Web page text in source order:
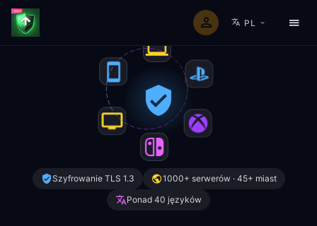
PL
Szyfrowanie TLS 1.3
1000+ serwerów · 45+ miast
Ponad 40 języków